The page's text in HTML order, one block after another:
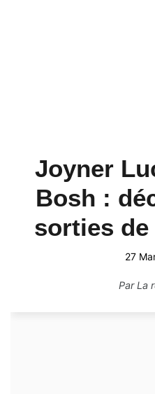
Joyner
Bosh :
sorties de
27
ParLa